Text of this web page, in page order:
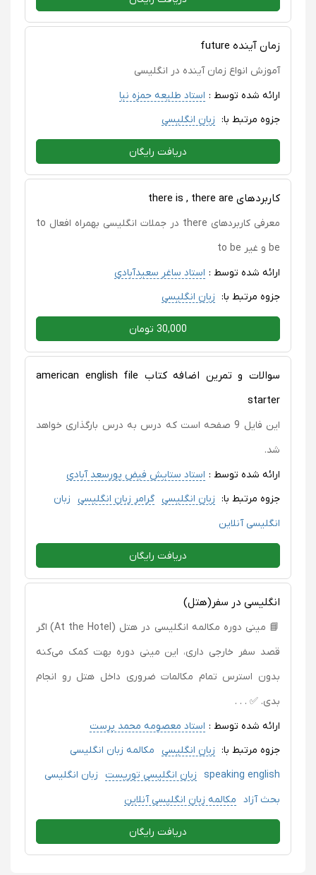
زمان آینده future
آموزش انواع زمان آینده در انگلیسی
ارائه شده توسط : استاد طلیعه حمزه نیا
جزوه مرتبط با: زبان انگلیسی
دریافت رایگان
کاربردهای there is , there are
معرفی کاربردهای there در جملات انگلیسی بهمراه افعال to
be و غیر to be
ارائه شده توسط : استاد ساغر سعیدآبادی
جزوه مرتبط با: زبان انگلیسی
30,000 تومان
سوالات و تمرین اضافه کتاب american english file
starter
این فایل 9 صفحه است که درس به درس بارگذاری خواهد
شد.
ارائه شده توسط : استاد ستایش فیض پورسعد آبادی
جزوه مرتبط با: زبان انگلیسی گرامر زبان انگلیسی
زبان
انگلیسی آنلاین
دریافت رایگان
انگلیسی در سفر(هتل)
📘 مینی دوره مکالمه انگلیسی در هتل (At the Hotel) اگر
قصد سفر خارجی داری، این مینی دوره بهت کمک می‌کنه
بدون استرس تمام مکالمات ضروری داخل هتل رو انجام
بدی. ✅ . . .
ارائه شده توسط : استاد معصومه محمد پرست
جزوه مرتبط با: زبان انگلیسی
مکالمه زبان انگلیسی
speaking english زبان انگلیسی توریست زبان انگلیسی
بحث آزاد مکالمه زبان انگلیسی آنلاین
دریافت رایگان